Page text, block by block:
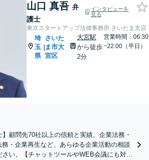
山口 真吾 弁
護士
インタビューを
見る
東京スタートアップ法律事務所 さいたま支店
埼
玉
県
|
さいた
ま市大
宮区
大宮駅
から徒歩
2分
営業時間：06:30
~22:00（平日）
】顧問先70社以上の信頼と実績、企業法務・
・企業再生など、あらゆる企業活動の相談
さい。【チャットツールやWEB会議にも対